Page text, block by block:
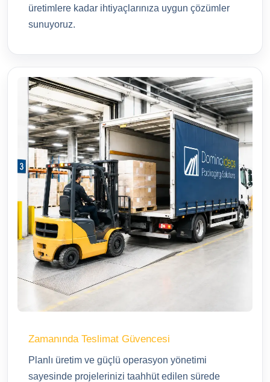
üretimlere kadar ihtiyaçlarınıza uygun çözümler
sunuyoruz.
Zamanında Teslimat Güvencesi
Planlı üretim ve güçlü operasyon yönetimi
sayesinde projelerinizi taahhüt edilen sürede